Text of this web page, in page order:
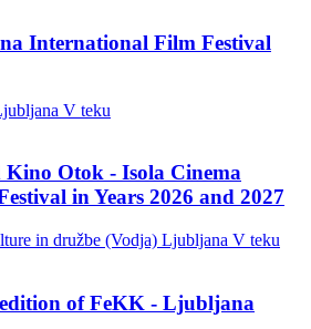
International Film Festival
V teku
Otok - Isola Cinema
in Years 2026 and 2027
in družbe (Vodja) Ljubljana V teku
of FeKK - Ljubljana